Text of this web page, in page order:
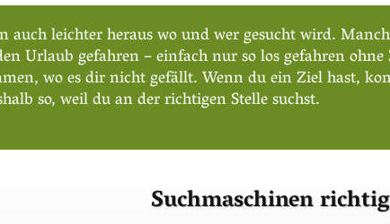
leichter heraus wo und wer gesucht wird.
Urlaub gefahren – einfach nur so los gefahren
wo es dir nicht gefällt. Wenn du ein Ziel hast,
so, weil du an der richtigen Stelle suchst.
Suchmaschinen